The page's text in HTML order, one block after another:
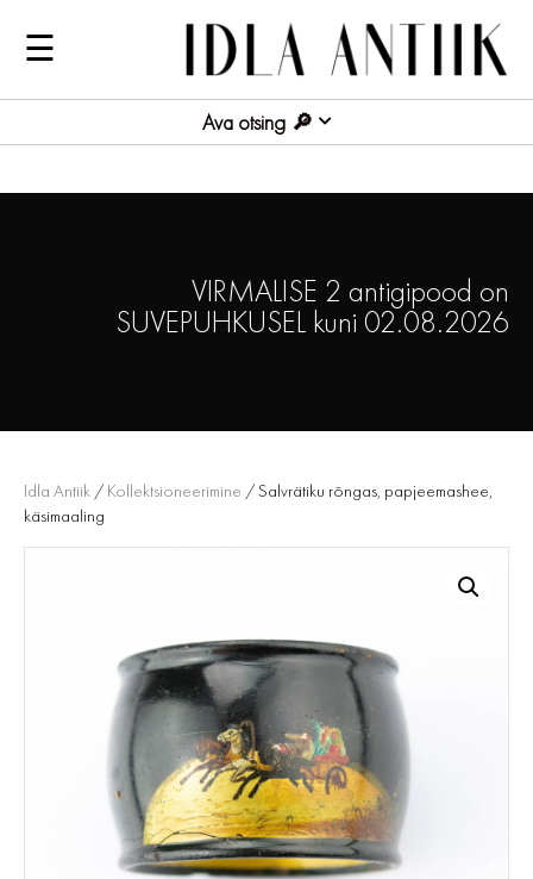
☰
Ava otsing
VIRMALISE 2 antigipood on
SUVEPUHKUSEL kuni 02.08.2026
Idla Antiik / Kollektsioneerimine / Salvrätiku rõngas, papjeemashee,
käsimaaling